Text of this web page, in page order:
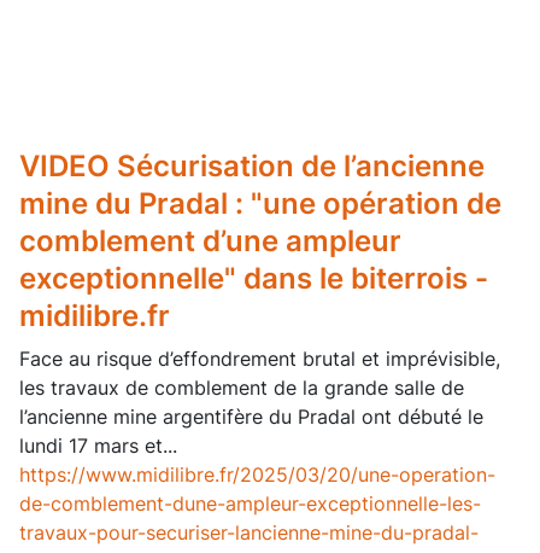
VIDEO Sécurisation de l’ancienne
mine du Pradal : "une opération de
comblement d’une ampleur
exceptionnelle" dans le biterrois -
midilibre.fr
Face au risque d’effondrement brutal et imprévisible,
les travaux de comblement de la grande salle de
l’ancienne mine argentifère du Pradal ont débuté le
lundi 17 mars et...
https://www.midilibre.fr/2025/03/20/une-operation-
de-comblement-dune-ampleur-exceptionnelle-les-
travaux-pour-securiser-lancienne-mine-du-pradal-